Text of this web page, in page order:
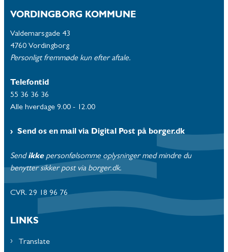
VORDINGBORG KOMMUNE
Valdemarsgade 43
4760 Vordingborg
Personligt fremmøde kun efter aftale.
Telefontid
55 36 36 36
Alle hverdage 9.00 - 12.00
Send os en mail via Digital Post på borger.dk
Send ikke personfølsomme oplysninger med mindre du
benytter sikker post via borger.dk.
CVR. 29 18 96 76
LINKS
Translate